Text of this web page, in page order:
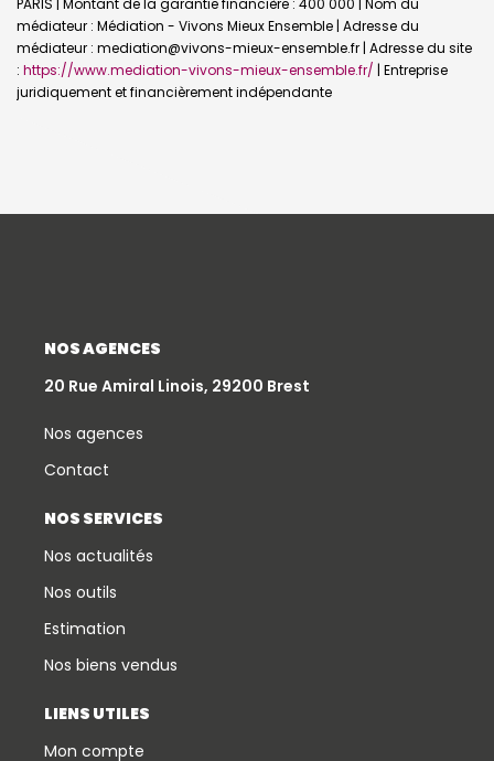
médiateur : Médiation - Vivons Mieux Ensemble | Adresse du
médiateur : mediation@vivons-mieux-ensemble.fr | Adresse du site
: https://www.mediation-vivons-mieux-ensemble.fr/ | Entreprise
juridiquement et financièrement indépendante
NOS AGENCES
20 Rue Amiral Linois, 29200 Brest
Nos agences
Contact
NOS SERVICES
Nos actualités
Nos outils
Estimation
Nos biens vendus
LIENS UTILES
Mon compte